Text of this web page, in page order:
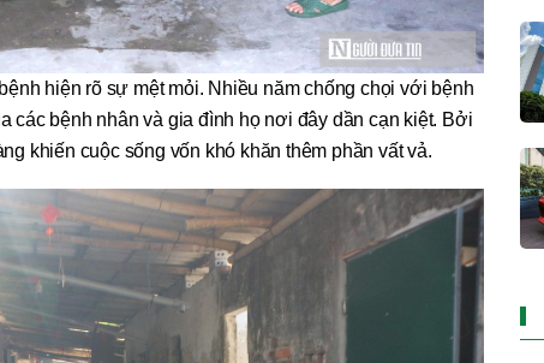
hiện rõ sự mệt mỏi. Nhiều năm chống chọi với bệnh
các bệnh nhân và gia đình họ nơi đây dần cạn kiệt. Bởi
khiến cuộc sống vốn khó khăn thêm phần vất vả.